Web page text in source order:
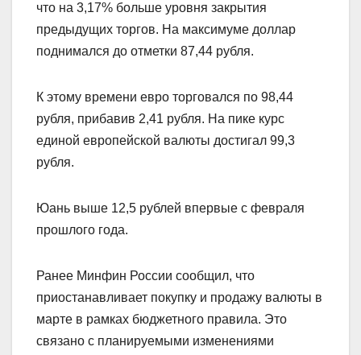
что на 3,17% больше уровня закрытия
предыдущих торгов. На максимуме доллар
поднимался до отметки 87,44 рубля.
К этому времени евро торговался по 98,44
рубля, прибавив 2,41 рубля. На пике курс
единой европейской валюты достигал 99,3
рубля.
Юань выше 12,5 рублей впервые с февраля
прошлого года.
Ранее Минфин России сообщил, что
приостанавливает покупку и продажу валюты в
марте в рамках бюджетного правила. Это
связано с планируемыми изменениями